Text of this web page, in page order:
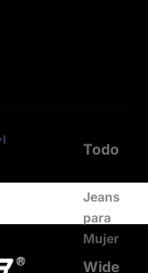
Todo
Jeans
para
Mujer
Wide